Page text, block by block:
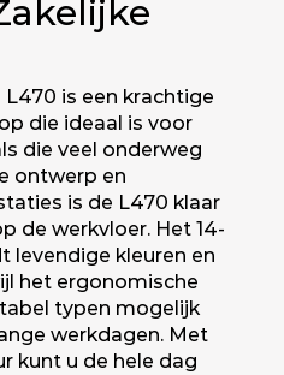
is een krachtige
die ideaal is voor
die veel onderweg
ontwerp en
is de L470 klaar
de werkvloer. Het 14-
levendige kleuren en
het ergonomische
typen mogelijk
werkdagen. Met
kunt u de hele dag